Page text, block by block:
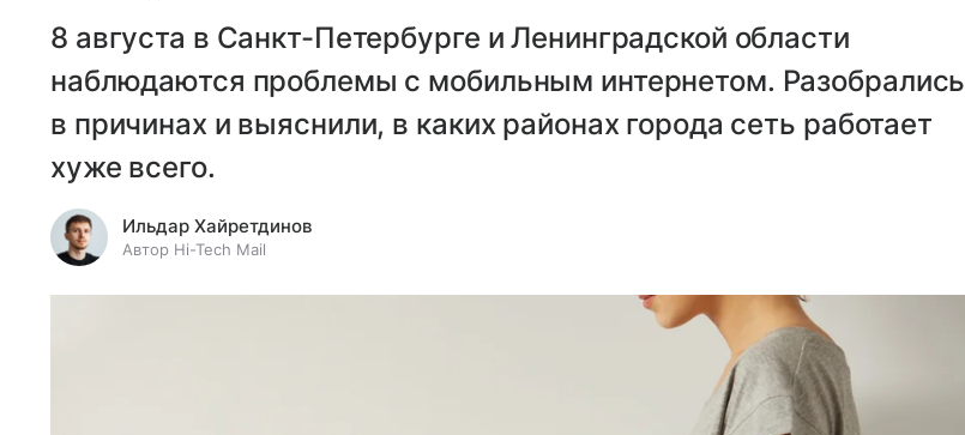
8 августа в Санкт-Петербурге и Ленинградской области
наблюдаются проблемы с мобильным интернетом. Разобрались
в причинах и выяснили, в каких районах города сеть работает
хуже всего.
Ильдар Хайретдинов
Автор Hi-Tech Mail